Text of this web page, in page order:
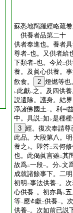
蘇悉地羯羅經略疏
供養者品第二十
供者奉進也。養者
尊者一也。又供者給
下類者一也。今於二
養。及眞心供養。
飮食。
2 燈燃等也
レ此獻レ之。及四供
説遣除。護身。結
淨諸佛國土一。利
中。具説二如 レ是種
3 經。復次奉請尊
此品。大段第八。明
養之 上 。即答二云何
也。此偈眞言雖二其
故爲二一段一。分レ文
成就諸餘事下。二明
初明 二事法供養一。
心供養一。初亦爲レ
等一應 獻二供養一。
供養一。次如前已説